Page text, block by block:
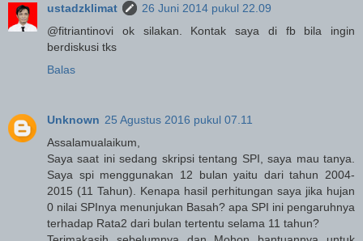
ustadzklimat
26 Juni 2014 pukul 22.09
@fitriantinovi ok silakan. Kontak saya di fb bila ingin
berdiskusi tks
Balas
Unknown 25 Agustus 2016 pukul 07.11
Assalamualaikum,
Saya saat ini sedang skripsi tentang SPI, saya mau tanya.
Saya spi menggunakan 12 bulan yaitu dari tahun 2004-
2015 (11 Tahun). Kenapa hasil perhitungan saya jika hujan
0 nilai SPInya menunjukan Basah? apa SPI ini pengaruhnya
terhadap Rata2 dari bulan tertentu selama 11 tahun?